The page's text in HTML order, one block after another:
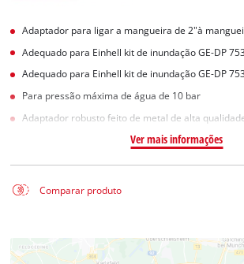
Adaptador para ligar a mangueira de 2"à
Adequado para Einhell kit de inundação GE-DP
Adequado para Einhell kit de inundação GE-DP
Para pressão máxima de água de 10 bar
Adaptador robusto feito de metal de alta
Ver mais informações
Comparar produto